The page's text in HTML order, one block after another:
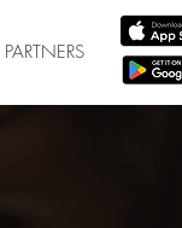
PARTNERS